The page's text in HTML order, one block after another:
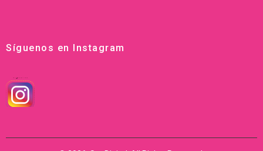
Síguenos en Instagram